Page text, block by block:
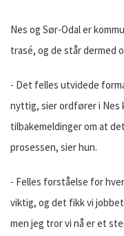
Nes og Sør-Odal er
trasé, og de står dermed
- Det felles utvidede
nyttig, sier ordfører i Nes
tilbakemeldinger om at
prosessen, sier hun.
- Felles forståelse for
viktig, og det fikk vi
men jeg tror vi nå er et